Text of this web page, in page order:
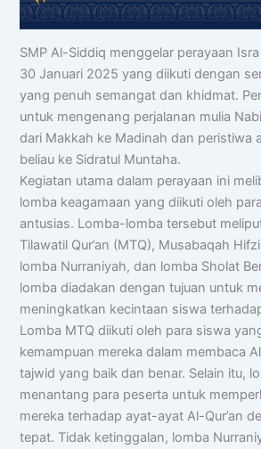
SMP Al-Siddiq menggelar perayaan
30 Januari 2025 yang diikuti dengan
yang penuh semangat dan khidmat.
untuk mengenang perjalanan mulia
dari Makkah ke Madinah dan peristiwa
beliau ke Sidratul Muntaha.
Kegiatan utama dalam perayaan ini
lomba keagamaan yang diikuti oleh
antusias. Lomba-lomba tersebut
Tilawatil Qur’an (MTQ), Musabaqah
lomba Nurraniyah, dan lomba Sholat
lomba diadakan dengan tujuan untuk
meningkatkan kecintaan siswa
Lomba MTQ diikuti oleh para siswa
kemampuan mereka dalam membaca
tajwid yang baik dan benar. Selain itu,
menantang para peserta untuk
mereka terhadap ayat-ayat Al-Qur’an
tepat. Tidak ketinggalan, lomba